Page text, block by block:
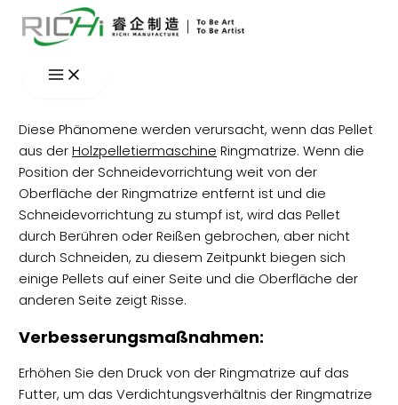
Zum
Inhalt
Diese Phänomene werden verursacht, wenn das Pellet
aus der Holzpelletiermaschine Ringmatrize. Wenn die
Position der Schneidevorrichtung weit von der
Oberfläche der Ringmatrize entfernt ist und die
Schneidevorrichtung zu stumpf ist, wird das Pellet
durch Berühren oder Reißen gebrochen, aber nicht
durch Schneiden, zu diesem Zeitpunkt biegen sich
einige Pellets auf einer Seite und die Oberfläche der
anderen Seite zeigt Risse.
Verbesserungsmaßnahmen:
Erhöhen Sie den Druck von der Ringmatrize auf das
Futter, um das Verdichtungsverhältnis der Ringmatrize